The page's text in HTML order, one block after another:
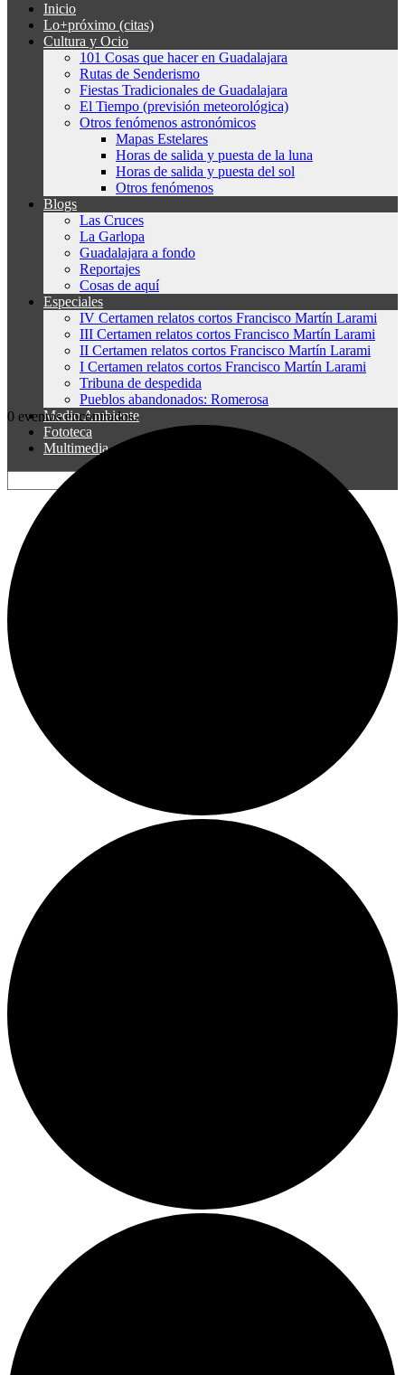
Inicio
Lo+próximo (citas)
Cultura y Ocio
101 Cosas que hacer en Guadalajara
Rutas de Senderismo
Fiestas Tradicionales de Guadalajara
El Tiempo (previsión meteorológica)
Otros fenómenos astronómicos
Mapas Estelares
Horas de salida y puesta de la luna
Horas de salida y puesta del sol
Otros fenómenos
Blogs
Las Cruces
La Garlopa
Guadalajara a fondo
Reportajes
Cosas de aquí
Especiales
IV Certamen relatos cortos Francisco Martín Larami
III Certamen relatos cortos Francisco Martín Larami
II Certamen relatos cortos Francisco Martín Larami
I Certamen relatos cortos Francisco Martín Larami
Tribuna de despedida
Pueblos abandonados: Romerosa
Medio Ambiente
Fototeca
Multimedia
0 eventos encontrados.